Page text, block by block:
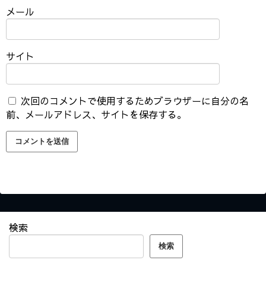
メール
サイト
次回のコメントで使用するためブラウザーに自分の名
前、メールアドレス、サイトを保存する。
検索
検索